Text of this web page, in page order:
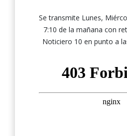
Se transmite Lunes,
7:10 de la mañana con
Noticiero 10 en punto a